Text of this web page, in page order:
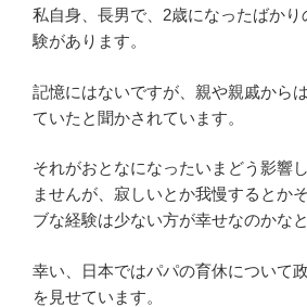
私自身、長男で、2歳になったばか
験があります。
記憶にはないですが、親や親戚から
ていたと聞かされています。
それがおとなになったいまどう影響
ませんが、寂しいとか我慢するとか
ブな経験は少ない方が幸せなのかなと
幸い、日本ではパパの育休について
を見せています。